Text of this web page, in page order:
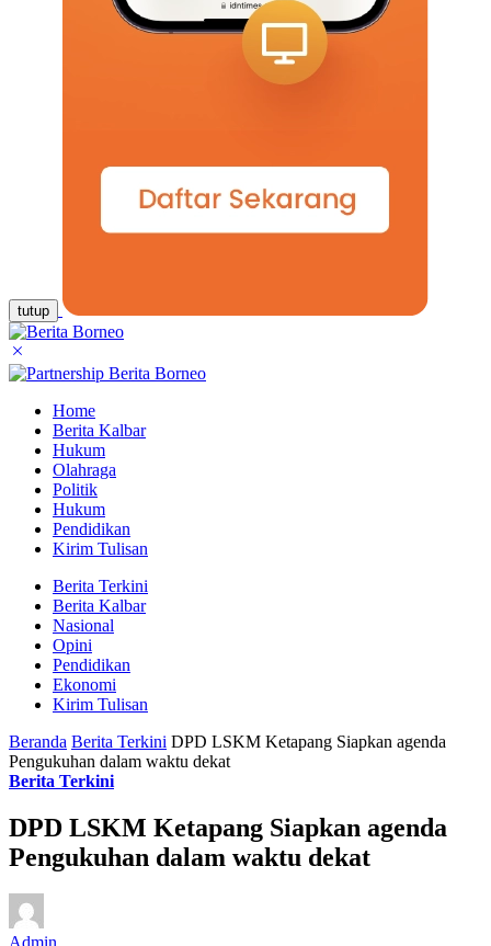
tutup
Home
Berita Kalbar
Hukum
Olahraga
Politik
Hukum
Pendidikan
Kirim Tulisan
Berita Terkini
Berita Kalbar
Nasional
Opini
Pendidikan
Ekonomi
Kirim Tulisan
Beranda Berita Terkini DPD LSKM Ketapang Siapkan agenda
Pengukuhan dalam waktu dekat
Berita Terkini
DPD LSKM Ketapang Siapkan agenda
Pengukuhan dalam waktu dekat